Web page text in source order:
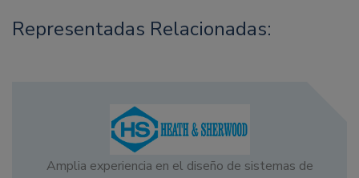
Representadas Relacionadas:
Amplia experiencia en el diseño de sistemas de